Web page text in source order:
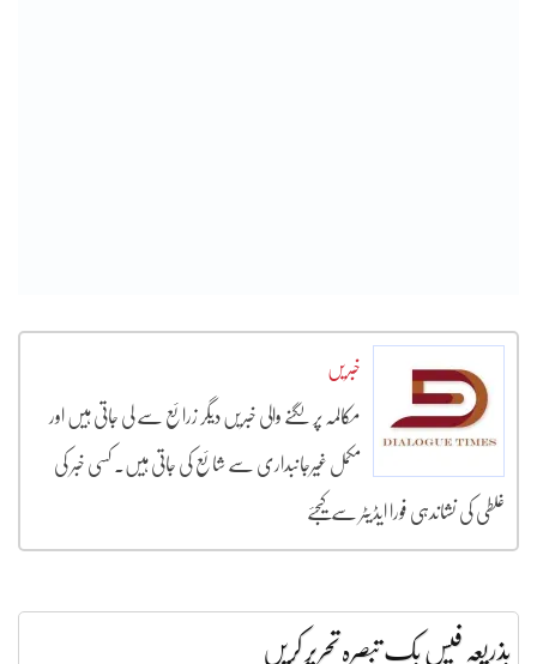
خبریں
مکالمہ پر لگنے والی خبریں دیگر زرائع سے لی جاتی ہیں اور
مکمل غیرجانبداری سے شائع کی جاتی ہیں۔ کسی خبر کی
غلطی کی نشاندہی فورا ایڈیٹر سے کیجئے
بذریعہ فیس بک تبصرہ تحریر کریں